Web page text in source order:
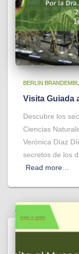
BERLIN
Visita Guiada
Descubre los
Ciencias
Verónica Díaz
secretos de los
Read more…